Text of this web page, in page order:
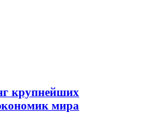
крупнейших
мира